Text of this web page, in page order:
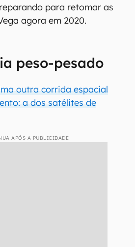
para retomar as
agora em 2020.
peso-pesado
outra corrida espacial
a dos satélites de
APÓS A PUBLICIDADE